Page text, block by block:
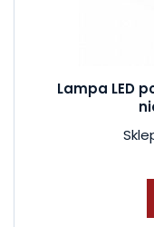
Lampa LED